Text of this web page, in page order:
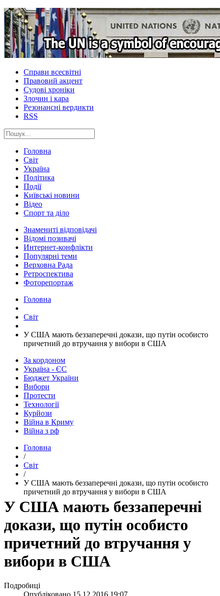
Справи всесвітні
Правовий акцент
Судові хроніки
Злочин і кара
Резонансні вердикти
RSS
Головна
Світ
Україна
Політика
Події
Київські новини
Відео
Спорт та діло
Знамениті відповідачі
Відомі позивачі
Интернет-конфлікти
Популярні теми
Верховна Рада
Ретроспектива
Фоторепортаж
Головна
Світ
​У США мають беззаперечні докази, що путін особисто
причетний до втручання у вибори в США
За кордоном
Україна - ЄС
Бюджет України
Вибори
Протести
Технології
Курйози
Війна в Криму
Війна з рф
Головна
/
Світ
/
​У США мають беззаперечні докази, що путін особисто
причетний до втручання у вибори в США
​У США мають беззаперечні
докази, що путін особисто
причетний до втручання у
вибори в США
Подробиці
Опубліковано 15.12.2016 19:07